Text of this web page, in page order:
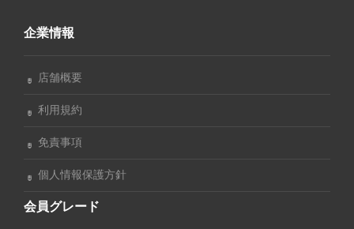
企業情報
店舗概要
利用規約
免責事項
個人情報保護方針
会員グレード